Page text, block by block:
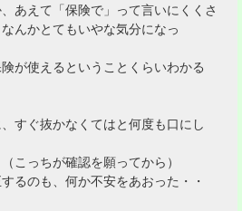
あえて「保険で」って言いにくくさ
んかとてもいやな気分になっ
が使えるということくらいわかる
すぐ抜かなくてはと何度も口にし
こっちが確認を願ってから）
るのも、何か不安をあおった・・